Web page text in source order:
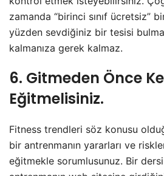
zamanda “birinci sınıf ücretsiz”
yüzden sevdiğiniz bir tesisi
kalmanıza gerek kalmaz.
6. Gitmeden Önce
Eğitmelisiniz.
Fitness trendleri söz konusu
bir antrenmanın yararları ve
eğitmekle sorumlusunuz. Bir